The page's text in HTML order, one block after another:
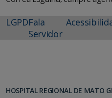
LGPDFala
Servidor
HOSPITAL REGIONAL DE MATO